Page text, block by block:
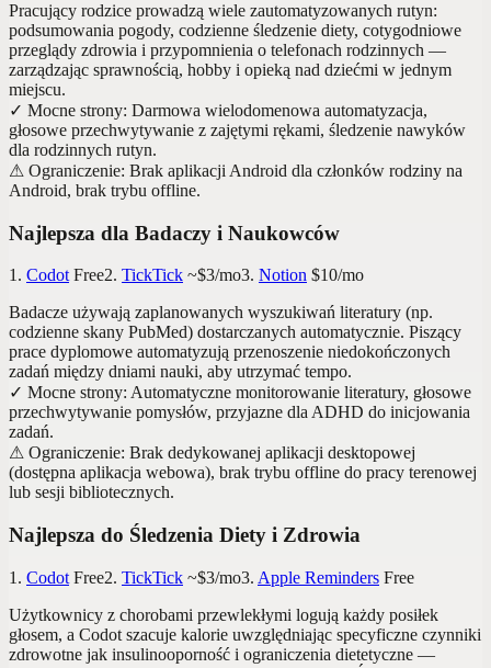
Pracujący rodzice prowadzą wiele zautomatyzowanych rutyn:
podsumowania pogody, codzienne śledzenie diety, cotygodniowe
przeglądy zdrowia i przypomnienia o telefonach rodzinnych —
zarządzając sprawnością, hobby i opieką nad dziećmi w jednym
miejscu.
✓ Mocne strony: Darmowa wielodomenowa automatyzacja,
głosowe przechwytywanie z zajętymi rękami, śledzenie nawyków
dla rodzinnych rutyn.
⚠ Ograniczenie: Brak aplikacji Android dla członków rodziny na
Android, brak trybu offline.
Najlepsza dla Badaczy i Naukowców
1. Codot Free2. TickTick ~$3/mo3. Notion $10/mo
Badacze używają zaplanowanych wyszukiwań literatury (np.
codzienne skany PubMed) dostarczanych automatycznie. Piszący
prace dyplomowe automatyzują przenoszenie niedokończonych
zadań między dniami nauki, aby utrzymać tempo.
✓ Mocne strony: Automatyczne monitorowanie literatury, głosowe
przechwytywanie pomysłów, przyjazne dla ADHD do inicjowania
zadań.
⚠ Ograniczenie: Brak dedykowanej aplikacji desktopowej
(dostępna aplikacja webowa), brak trybu offline do pracy terenowej
lub sesji bibliotecznych.
Najlepsza do Śledzenia Diety i Zdrowia
1. Codot Free2. TickTick ~$3/mo3. Apple Reminders Free
Użytkownicy z chorobami przewlekłymi logują każdy posiłek
głosem, a Codot szacuje kalorie uwzględniając specyficzne czynniki
zdrowotne jak insulinooporność i ograniczenia dietetyczne —